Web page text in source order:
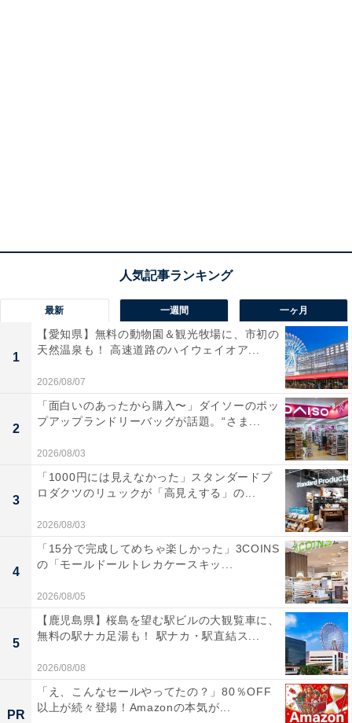
最新 一週間 一ヶ月
1
【愛知県】無料の動物園＆観光牧場に、市初の
天然温泉も！ 高速道路のハイウェイオア...
2026/08/07
2
「面白いのあったから購入〜」ダイソーのポッ
プアップランドリーバッグが話題。“さま...
2026/08/03
3
「1000円には見えなかった」スタンダードプ
ロダクツのリュックが「高見えする」の...
2026/08/03
4
「15分で完成してめちゃ楽しかった」3COINS
の「モールドールトレカケースキッ...
2026/08/05
5
【鹿児島県】桜島を望む駅ビルの大観覧車に、
無料の駅ナカ足湯も！ 駅ナカ・駅直結ス...
2026/08/08
PR
「え、こんなセールやってたの？」80％OFF
以上が続々登場！Amazonの本気が...